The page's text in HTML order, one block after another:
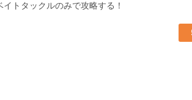
イトタックルのみで攻略する！